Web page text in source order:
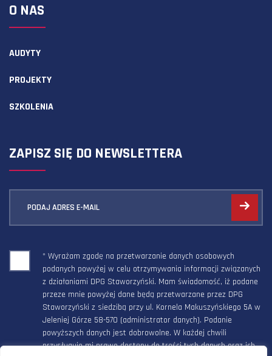
O NAS
AUDYTY
PROJEKTY
SZKOLENIA
ZAPISZ SIĘ DO NEWSLETTERA
PODAJ ADRES E-MAIL
* Wyrażam zgodę na przetwarzanie danych osobowych
podanych powyżej w celu otrzymywania informacji związanych
z działaniami DPG Staworzyński. Mam świadomość, iż podane
przeze mnie powyżej dane będą przetwarzane przez DPG
Staworzyński z siedzibą przy ul. Kornela Makuszyńskiego 5A w
Jeleniej Górze 58-570 (administrator danych). Podanie
powyższych danych jest dobrowolne. W każdej chwili
przysługuje mi prawo dostępu do treści tych danych oraz ich